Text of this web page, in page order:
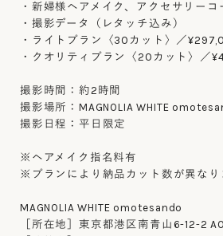
・新婦様ヘアメイク、アクセサリーコ
・撮影データ（レタッチ込み）
・ライトプラン〈30カット〉／
・クオリティプラン〈20カット〉／
撮影時間：約2時間
撮影場所：MAGNOLIA WHITE
撮影日程：平日限定
※ヘアメイク指名料有
※プランにより納品カット数が異なり
MAGNOLIA WHITE omotesando
［所在地］東京都港区南青山6-12-2